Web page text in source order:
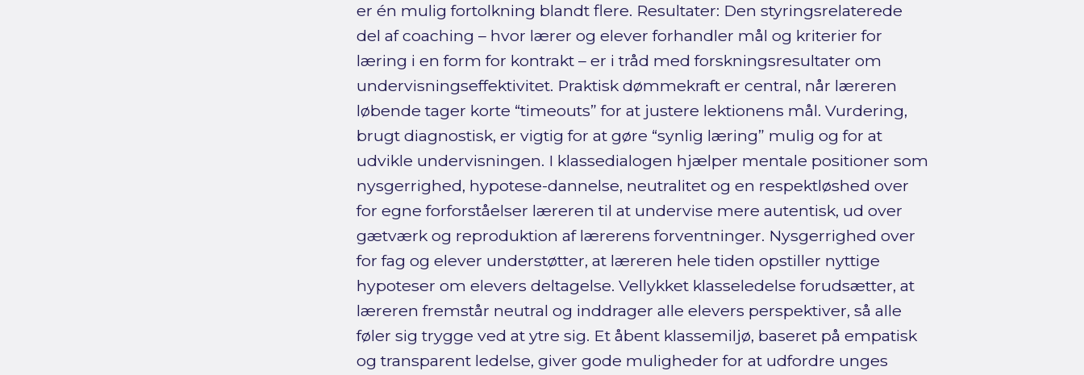
er én mulig fortolkning blandt flere. Resultater: Den styringsrelaterede
del af coaching – hvor lærer og elever forhandler mål og kriterier for
læring i en form for kontrakt – er i tråd med forskningsresultater om
undervisningseffektivitet. Praktisk dømmekraft er central, når læreren
løbende tager korte “timeouts” for at justere lektionens mål. Vurdering,
brugt diagnostisk, er vigtig for at gøre “synlig læring” mulig og for at
udvikle undervisningen. I klassedialogen hjælper mentale positioner som
nysgerrighed, hypotese-dannelse, neutralitet og en respektløshed over
for egne forforståelser læreren til at undervise mere autentisk, ud over
gætværk og reproduktion af lærerens forventninger. Nysgerrighed over
for fag og elever understøtter, at læreren hele tiden opstiller nyttige
hypoteser om elevers deltagelse. Vellykket klasseledelse forudsætter, at
læreren fremstår neutral og inddrager alle elevers perspektiver, så alle
føler sig trygge ved at ytre sig. Et åbent klassemiljø, baseret på empatisk
og transparent ledelse, giver gode muligheder for at udfordre unges